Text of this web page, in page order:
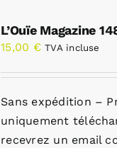
L’Ouïe Magazine
15,00 € TVA incluse
Sans expédition –
uniquement
recevrez un email